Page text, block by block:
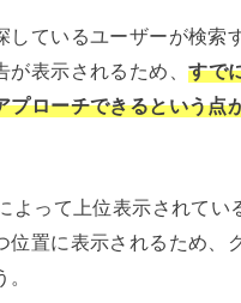
しているユーザーが検索
が表示されるため、すで
プローチできるという点
よって上位表示されてい
位置に表示されるため、